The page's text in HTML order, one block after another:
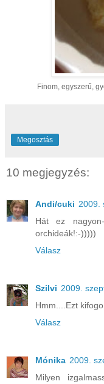
Finom, egyszerű,
Megosztás
10 megjegyzés:
Andi/cuki 2009.
Hát ez
orchideák!:-)))))
Válasz
Szilvi 2009.
Hmm....Ezt
Válasz
Mónika 2009.
Milyen